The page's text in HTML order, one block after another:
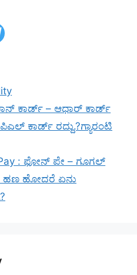
ಕಾರ್ಡ್ – ಆಧಾರ್ ಕಾರ್ಡ್
ಕಾರ್ಡ್ ರದ್ದು.?ಗ್ಯಾರಂಟಿ
Pay : ಫೋನ್ ಪೇ – ಗೂಗಲ್
ಹಣ ಹೋದರೆ ಏನು